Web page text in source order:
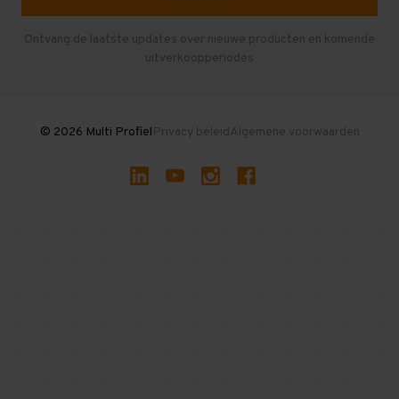
Gebruikte entresolvloeren
Ontvang de laatste updates over nieuwe producten en komende
uitverkoopperiodes
© 2026 Multi ProfielPrivacy beleidAlgemene voorwaarden